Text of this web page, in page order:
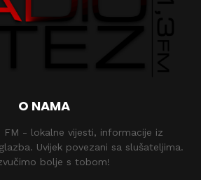
O NAMA
FM - lokalne vijesti, informacije iz
Uvijek povezani sa slušateljima.
bolje s tobom!